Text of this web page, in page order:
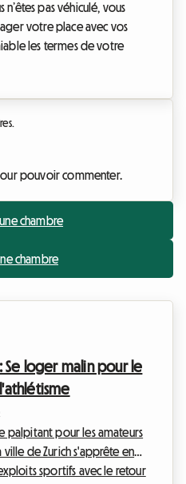
pas véhiculé, vous
votre place avec vos
les termes de votre
pouvoir commenter.
chambre
chambre
Se loger malin pour le
palpitant pour les amateurs
de Zurich s'apprête en
sportifs avec le retour